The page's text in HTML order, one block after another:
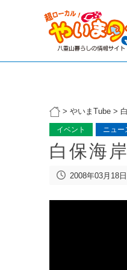
> やいまTube >
イベント ニュー
白保海
2008年03月18